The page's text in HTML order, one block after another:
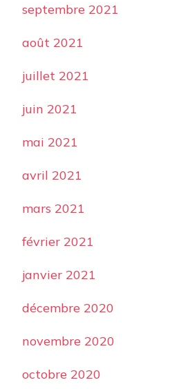
septembre 2021
août 2021
juillet 2021
juin 2021
mai 2021
avril 2021
mars 2021
février 2021
janvier 2021
décembre 2020
novembre 2020
octobre 2020